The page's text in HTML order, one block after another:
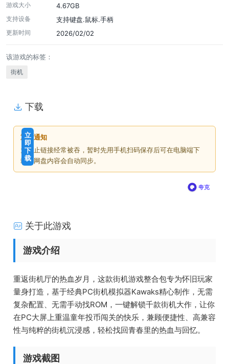
游戏大小 4.67GB
支持设备 支持键盘.鼠标.手柄
更新时间 2026/02/02
该游戏的标签：
街机
下载
夸克
下
载
格
免
费
立
即
下
载
重要通知
为防止链接经常被吞，暂时先用手机扫码保存后可在电脑端下
载，网盘内容会自动同步。
关于此游戏
游戏介绍
重返街机厅的热血岁月，这款街机游戏整合包专为怀旧玩家
量身打造，基于经典PC街机模拟器Kawaks精心制作，无需
复杂配置、无需手动找ROM，一键解锁千款街机大作，让你
在PC大屏上重温童年投币闯关的快乐，兼顾便捷性、高兼容
性与纯粹的街机沉浸感，轻松找回青春里的热血与回忆。
游戏截图